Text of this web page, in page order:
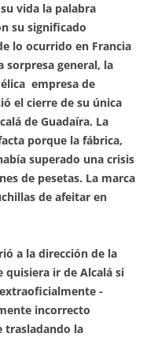
vida la palabra
su significado
lo ocurrido en Francia
sorpresa general, la
empresa de
el cierre de su única
de Guadaíra. La
porque la fábrica,
superado una crisis
de pesetas. La marca
de afeitar en
a la dirección de la
quisiera ir de Alcalá si
-
incorrecto
trasladando la